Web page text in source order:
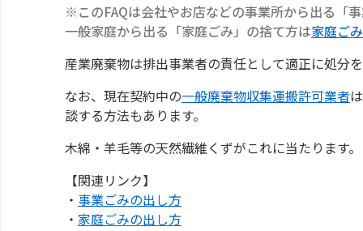
※このFAQは会社やお店などの事業所から出る「
一般家庭から出る「家庭ごみ」の捨て方は家庭ご
産業廃棄物は排出事業者の責任として適正に処分
なお、現在契約中の一般廃棄物収集運搬許可業者
談する方法もあります。
木綿・羊毛等の天然繊維くずがこれに当たります。
【関連リンク】
・ 事業ごみの出し方
・ 家庭ごみの出し方